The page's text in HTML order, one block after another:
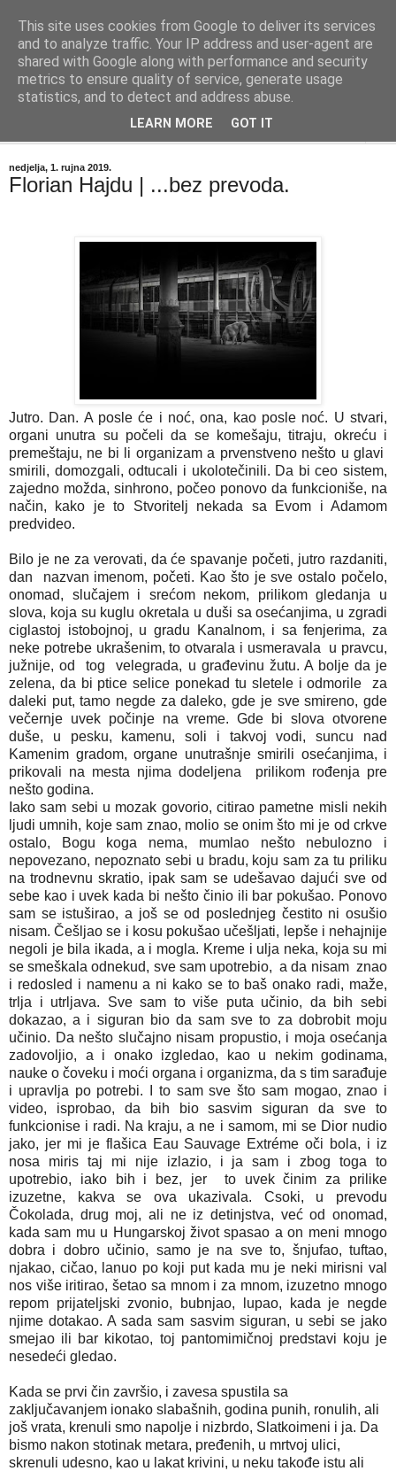
"Kvaka"
Časopis za književnost ISSN 2459-5632
nedjelja, 1. rujna 2019.
Florian Hajdu | ...bez prevoda.
Jutro. Dan. A posle će i noć, ona, kao posle noć. U stvari,
organi unutra su počeli da se komešaju, titraju, okreću i
premeštaju, ne bi li organizam a prvenstveno nešto u glavi
smirili, domozgali, odtucali i ukolotečinili. Da bi ceo sistem,
zajedno možda, sinhrono, počeo ponovo da funkcioniše, na
način, kako je to Stvoritelj nekada sa Evom i Adamom
predvideo.
Bilo je ne za verovati, da će spavanje početi, jutro razdaniti,
dan nazvan imenom, početi. Kao što je sve ostalo počelo,
onomad, slučajem i srećom nekom, prilikom gledanja u
slova, koja su kuglu okretala u duši sa osećanjima, u zgradi
ciglastoj istobojnoj, u gradu Kanalnom, i sa fenjerima, za
neke potrebe ukrašenim, to otvarala i usmeravala u pravcu,
južnije, od tog velegrada, u građevinu žutu. A bolje da je
zelena, da bi ptice selice ponekad tu sletele i odmorile za
daleki put, tamo negde za daleko, gde je sve smireno, gde
večernje uvek počinje na vreme. Gde bi slova otvorene
duše, u pesku, kamenu, soli i takvoj vodi, suncu nad
Kamenim gradom, organe unutrašnje smirili osećanjima, i
prikovali na mesta njima dodeljena prilikom rođenja pre
nešto godina.
Iako sam sebi u mozak govorio, citirao pametne misli nekih
ljudi umnih, koje sam znao, molio se onim što mi je od crkve
ostalo, Bogu koga nema, mumlao nešto nebulozno i
nepovezano, nepoznato sebi u bradu, koju sam za tu priliku
na trodnevnu skratio, ipak sam se udešavao dajući sve od
sebe kao i uvek kada bi nešto činio ili bar pokušao. Ponovo
sam se istuširao, a još se od poslednjeg čestito ni osušio
nisam. Češljao se i kosu pokušao učešljati, lepše i nehajnije
negoli je bila ikada, a i mogla. Kreme i ulja neka, koja su mi
se smeškala odnekud, sve sam upotrebio, a da nisam znao
i redosled i namenu a ni kako se to baš onako radi, maže,
trlja i utrljava. Sve sam to više puta učinio, da bih sebi
dokazao, a i siguran bio da sam sve to za dobrobit moju
učinio. Da nešto slučajno nisam propustio, i moja osećanja
zadovoljio, a i onako izgledao, kao u nekim godinama,
nauke o čoveku i moći organa i organizma, da s tim sarađuje
i upravlja po potrebi. I to sam sve što sam mogao, znao i
video, isprobao, da bih bio sasvim siguran da sve to
funkcionise i radi. Na kraju, a ne i samom, mi se Dior nudio
jako, jer mi je flašica Eau Sauvage Extréme oči bola, i iz
nosa miris taj mi nije izlazio, i ja sam i zbog toga to
upotrebio, iako bih i bez, jer to uvek činim za prilike
izuzetne, kakva se ova ukazivala. Csoki, u prevodu
Čokolada, drug moj, ali ne iz detinjstva, već od onomad,
kada sam mu u Hungarskoj život spasao a on meni mnogo
dobra i dobro učinio, samo je na sve to, šnjufao, tuftao,
njakao, cičao, lanuo po koji put kada mu je neki mirisni val
nos više iritirao, šetao sa mnom i za mnom, izuzetno mnogo
repom prijateljski zvonio, bubnjao, lupao, kada je negde
njime dotakao. A sada sam sasvim siguran, u sebi se jako
smejao ili bar kikotao, toj pantomimičnoj predstavi koju je
nesedeći gledao.
Kada se prvi čin završio, i zavesa spustila sa
zaključavanjem ionako slabašnih, godina punih, ronulih, ali
još vrata, krenuli smo napolje i nizbrdo, Slatkoimeni i ja. Da
bismo nakon stotinak metara, pređenih, u mrtvoj ulici,
skrenuli udesno, kao u lakat krivini, u neku takođe istu ali
This site uses cookies from Google to deliver its services
and to analyze traffic. Your IP address and user-agent are
shared with Google along with performance and security
metrics to ensure quality of service, generate usage
statistics, and to detect and address abuse.
LEARN MORE GOT IT